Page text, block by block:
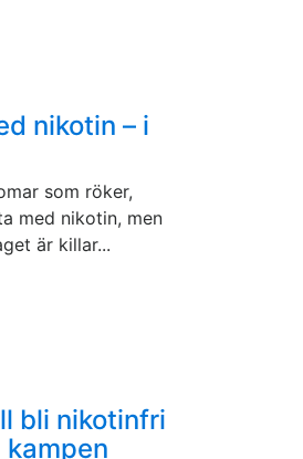
nikotin – i
som röker,
med nikotin, men
är killar...
bli nikotinfri